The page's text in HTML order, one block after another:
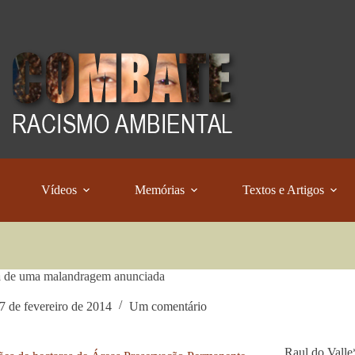
Vídeos Memórias Textos e Artigos
uma malandragem anunciada
de fevereiro de 2014 Um comentário
Raul do